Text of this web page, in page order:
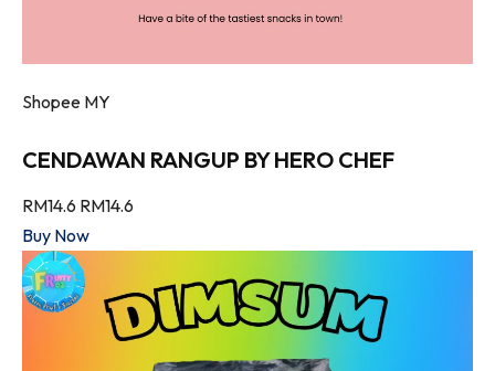
Shopee MY
CENDAWAN RANGUP BY HERO CHEF
RM14.6 RM14.6
Buy Now